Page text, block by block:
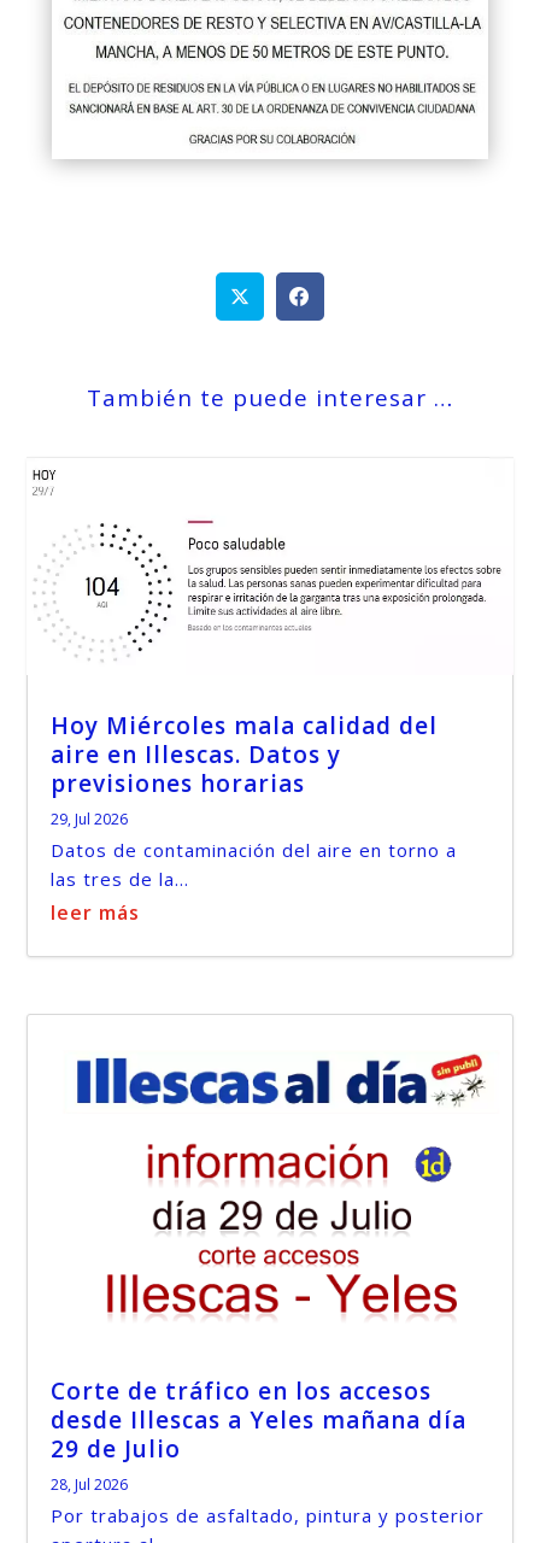
También te puede interesar …
Hoy Miércoles mala calidad del
aire en Illescas. Datos y
previsiones horarias
29, Jul 2026
Datos de contaminación del aire en torno a
las tres de la...
leer más
Corte de tráfico en los accesos
desde Illescas a Yeles mañana día
29 de Julio
28, Jul 2026
Por trabajos de asfaltado, pintura y posterior